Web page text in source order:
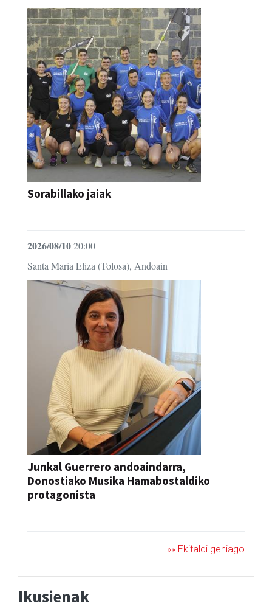
Sorabillako jaiak
2026/08/1020:00
Santa Maria Eliza (Tolosa), Andoain
Junkal Guerrero andoaindarra,
Donostiako Musika Hamabostaldiko
protagonista
»» Ekitaldi gehiago
Ikusienak